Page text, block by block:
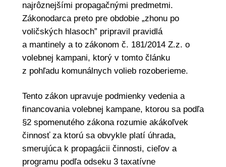
najrôznejšími propagačnými predmetmi.
Zákonodarca preto pre obdobie „zhonu po
voličských hlasoch” pripravil pravidlá
a mantinely a to zákonom č. 181/2014 Z.z. o
volebnej kampani, ktorý v tomto článku
z pohľadu komunálnych volieb rozoberieme.
Tento zákon upravuje podmienky vedenia a
financovania volebnej kampane, ktorou sa podľa
§2 spomenutého zákona rozumie akákoľvek
činnosť za ktorú sa obvykle platí úhrada,
smerujúca k propagácii činnosti, cieľov a
programu podľa odseku 3 taxatívne